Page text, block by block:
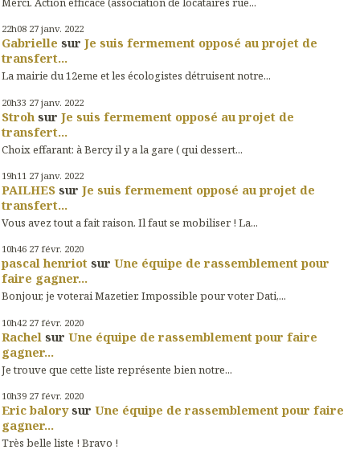
22h08 27 janv. 2022
Gabrielle sur Je suis fermement opposé au projet de
transfert...
La mairie du 12eme et les écologistes détruisent notre...
20h33 27 janv. 2022
Stroh sur Je suis fermement opposé au projet de
transfert...
Choix effarant: à Bercy il y a la gare ( qui dessert...
19h11 27 janv. 2022
PAILHES sur Je suis fermement opposé au projet de
transfert...
Vous avez tout a fait raison. Il faut se mobiliser ! La...
10h46 27 févr. 2020
pascal henriot sur Une équipe de rassemblement pour
faire gagner...
Bonjour, je voterai Mazetier. Impossible pour voter Dati,...
10h42 27 févr. 2020
Rachel sur Une équipe de rassemblement pour faire
gagner...
Je trouve que cette liste représente bien notre...
10h39 27 févr. 2020
Eric balorysur Une équipe de rassemblement pour faire
gagner...
Très belle liste ! Bravo !